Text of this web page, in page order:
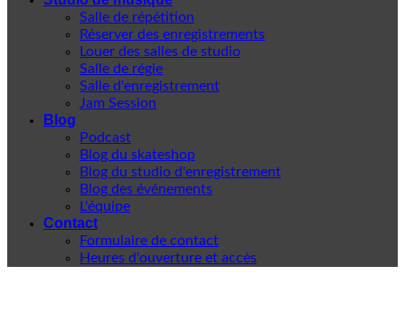
Salle de répétition
Réserver des enregistrements
Louer des salles de studio
Salle de régie
Salle d'enregistrement
Jam Session
Blog
Podcast
Blog du skateshop
Blog du studio d'enregistrement
Blog des événements
L'équipe
Contact
Formulaire de contact
Heures d'ouverture et accès